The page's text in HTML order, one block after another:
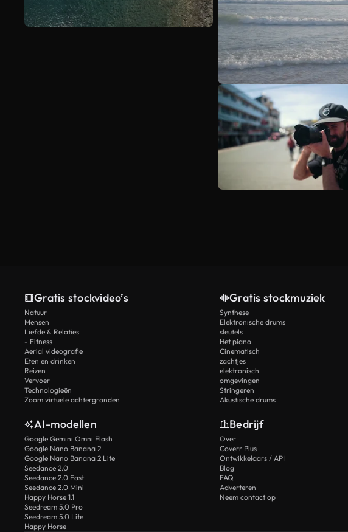
Gratis stockvideo’s
Natuur
Mensen
Liefde & Relaties
- Fitness
Aerial videografie
Eten en drinken
Reizen
Vervoer
Technologieën
Zoom virtuele achtergronden
Gratis stockmuziek
Synthese
Elektronische drums
sleutels
Het piano
Cinematisch
zachtjes
elektronisch
omgevingen
Stringeren
Akustische drums
AI-modellen
Google Gemini Omni Flash
Google Nano Banana 2
Google Nano Banana 2 Lite
Seedance 2.0
Seedance 2.0 Fast
Seedance 2.0 Mini
Happy Horse 1.1
Seedream 5.0 Pro
Seedream 5.0 Lite
Happy Horse
Bedrijf
Over
Coverr Plus
Ontwikkelaars / API
Blog
FAQ
Adverteren
Neem contact op